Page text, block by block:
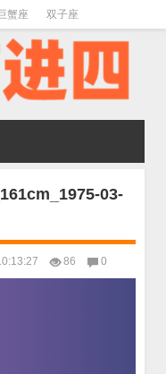
蟹座 双子座
03-
86 0